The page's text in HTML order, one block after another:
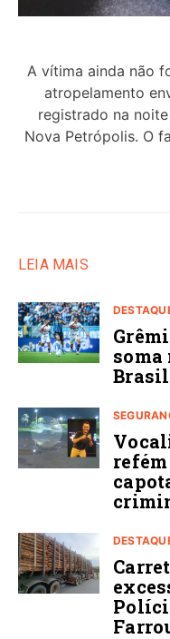
A vítima ainda não
atropelamento
registrado na
Nova Petrópolis. O
LEIA MAIS
soma